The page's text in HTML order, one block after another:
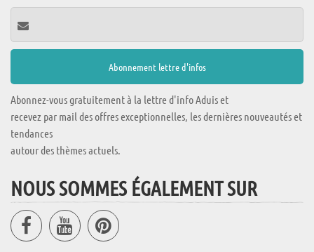
Abonnez-vous gratuitement à la lettre d'info Aduis et
recevez par mail des offres exceptionnelles, les dernières nouveautés et
tendances
autour des thèmes actuels.
NOUS SOMMES ÉGALEMENT SUR